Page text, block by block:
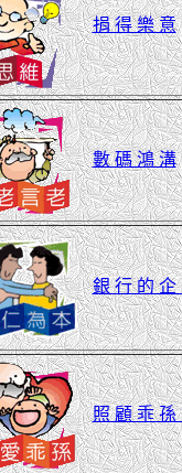
捐 得 樂 意
數 碼 鴻 溝
銀 行 的 企
照 顧 乖 孫